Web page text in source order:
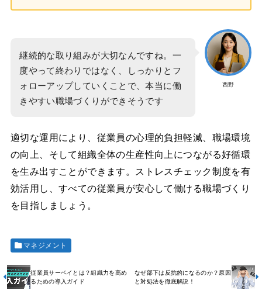
西野
継続的な取り組みが大切なんですね。一
度やって終わりではなく、しっかりとフ
ォローアップしていくことで、本当に働
きやすい職場づくりができそうです
適切な運用により、従業員の心理的負担軽減、職場環境
の向上、そして組織全体の生産性向上につながる好循環
を生み出すことができます。ストレスチェック制度を有
効活用し、すべての従業員が安心して働ける職場づくり
を目指しましょう。
マネジメント
従業員サーベイとは？組織力を高め
るための導入ガイド
なぜ部下は反抗的になるのか？原因
と対処法を徹底解説！